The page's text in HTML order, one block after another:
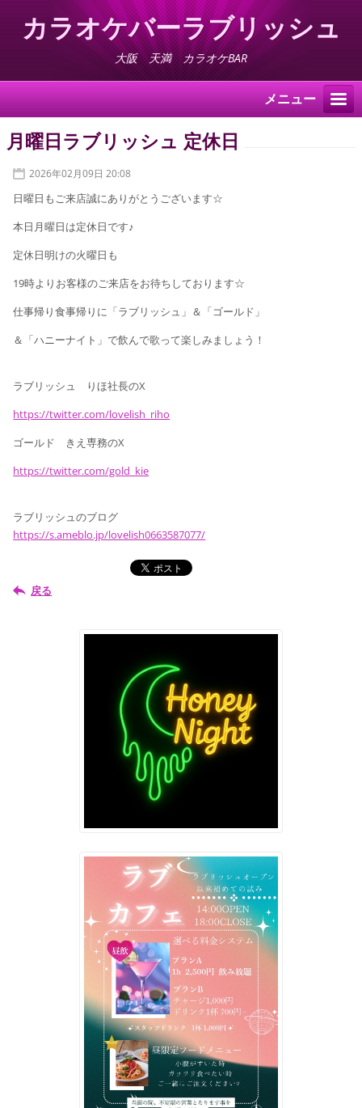
カラオケバーラブリッシュ
大阪 天満 カラオケBAR
メニュー
月曜日ラブリッシュ 定休日
2026年02月09日 20:08
日曜日もご来店誠にありがとうございます☆
本日月曜日は定休日です♪
定休日明けの火曜日も
19時よりお客様のご来店をお待ちしております☆
仕事帰り食事帰りに「ラブリッシュ」＆「ゴールド」
＆「ハニーナイト」で飲んで歌って楽しみましょう！
ラブリッシュ りほ社長のX
https://twitter.com/lovelish_riho
ゴールド きえ専務のX
https://twitter.com/gold_kie
ラブリッシュのブログ
https://s.ameblo.jp/lovelish0663587077/
戻る